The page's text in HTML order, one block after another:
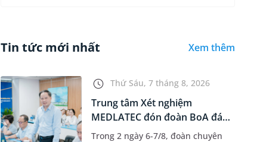
Tin tức mới nhất Xem thêm
Thứ Sáu, 7 tháng 8, 2026
Trung tâm Xét nghiệm
MEDLATEC đón đoàn BoA đánh
giá giám...
Trong 2 ngày 6-7/8, đoàn chuyên